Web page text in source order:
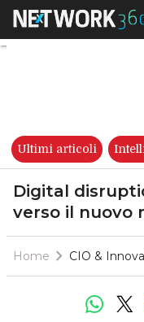
Ultimi articoli
Digital
verso il nuovo
Home CIO &